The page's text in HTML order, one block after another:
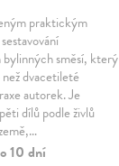
praktickým
bylinných směsí, který
dvacetileté
autorek. Je
dílů podle živlů
10 dní